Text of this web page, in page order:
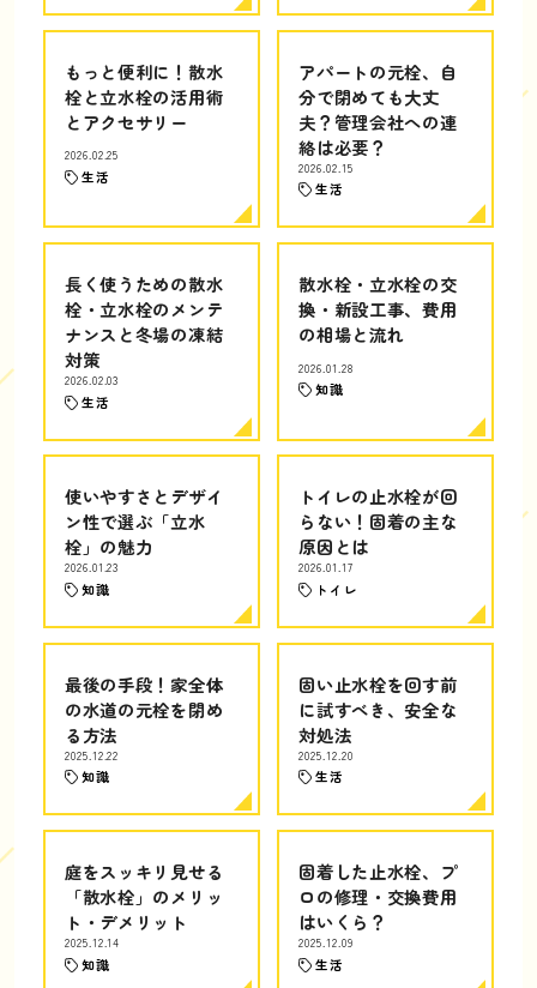
もっと便利に！散水
栓と立水栓の活用術
とアクセサリー
2026.02.25
生活
アパートの元栓、自
分で閉めても大丈
夫？管理会社への連
絡は必要？
2026.02.15
生活
長く使うための散水
栓・立水栓のメンテ
ナンスと冬場の凍結
対策
2026.02.03
生活
散水栓・立水栓の交
換・新設工事、費用
の相場と流れ
2026.01.28
知識
使いやすさとデザイ
ン性で選ぶ「立水
栓」の魅力
2026.01.23
知識
トイレの止水栓が回
らない！固着の主な
原因とは
2026.01.17
トイレ
最後の手段！家全体
の水道の元栓を閉め
る方法
2025.12.22
知識
固い止水栓を回す前
に試すべき、安全な
対処法
2025.12.20
生活
庭をスッキリ見せる
「散水栓」のメリッ
ト・デメリット
2025.12.14
知識
固着した止水栓、プ
ロの修理・交換費用
はいくら？
2025.12.09
生活